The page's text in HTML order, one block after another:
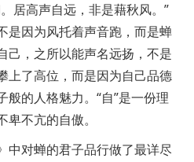
居高声自远，非是藉秋风。”
是因为风托着声音跑，而是蝉
己，之所以能声名远扬，不是
上了高位，而是因为自己品德
的人格魅力。“自”是一份理
不亢的自傲。
对蝉的君子品行做了最详尽